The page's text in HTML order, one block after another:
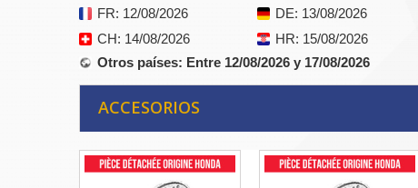
FR: 12/08/2026 DE: 13/08/2026
CH: 14/08/2026 HR: 15/08/2026
Otros países: Entre 12/08/2026 y 17/08/2026
ACCESORIOS